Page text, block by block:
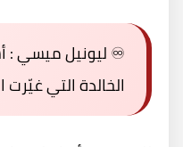
♾️ليونيل ميسي :
الخالدة التي غيّرت